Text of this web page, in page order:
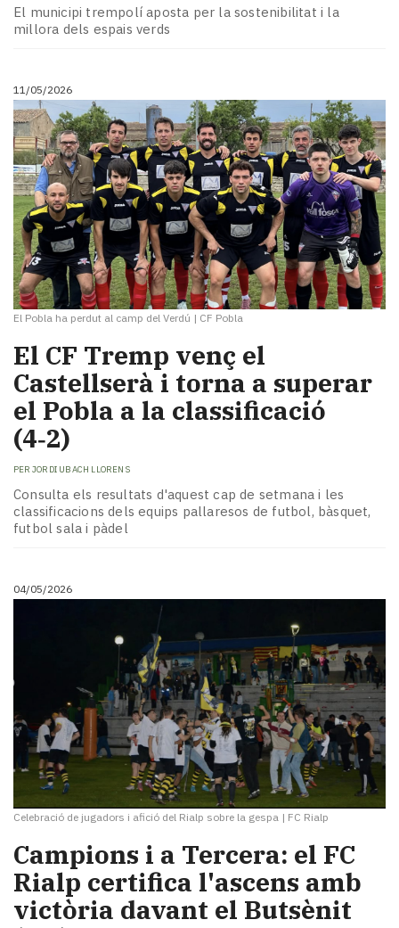
El municipi trempolí aposta per la sostenibilitat i la
millora dels espais verds
11/05/2026
El Pobla ha perdut al camp del Verdú | CF Pobla
El CF Tremp venç el
Castellserà i torna a superar
el Pobla a la classificació
(4‑2)
PER JORDI UBACH LLORENS
Consulta els resultats d'aquest cap de setmana i les
classificacions dels equips pallaresos de futbol, bàsquet,
futbol sala i pàdel
04/05/2026
Celebració de jugadors i afició del Rialp sobre la gespa | FC Rialp
Campions i a Tercera: el FC
Rialp certifica l'ascens amb
victòria davant el Butsènit